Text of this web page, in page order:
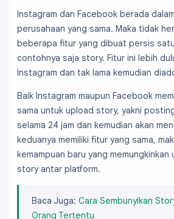
Instagram dan Facebook berada
perusahaan yang sama. Maka tidak
beberapa fitur yang dibuat persis
contohnya saja story. Fitur ini lebih
Instagram dan tak lama kemudian
Baik Instagram maupun Facebook
sama untuk upload story, yakni
selama 24 jam dan kemudian akan
keduanya memiliki fitur yang sama,
kemampuan baru yang
story antar platform.
Baca Juga: Cara Sembunyikan
Orang Tertentu